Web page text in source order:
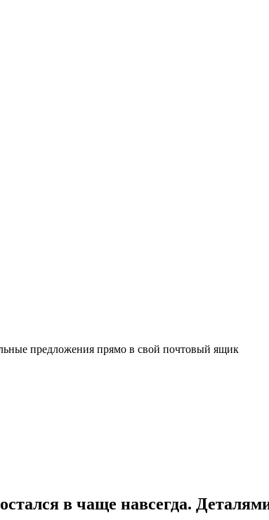
предложения прямо в свой почтовый ящик
в чаще навсегда.